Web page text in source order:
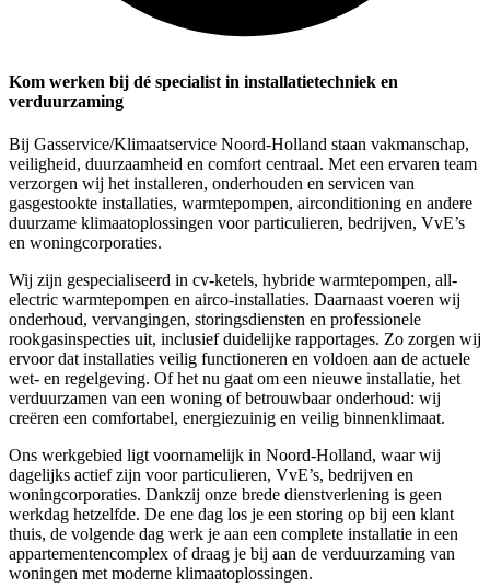
Kom werken bij dé specialist in installatietechniek en
verduurzaming
Bij Gasservice/Klimaatservice Noord-Holland staan vakmanschap,
veiligheid, duurzaamheid en comfort centraal. Met een ervaren team
verzorgen wij het installeren, onderhouden en servicen van
gasgestookte installaties, warmtepompen, airconditioning en andere
duurzame klimaatoplossingen voor particulieren, bedrijven, VvE’s
en woningcorporaties.
Wij zijn gespecialiseerd in cv-ketels, hybride warmtepompen, all-
electric warmtepompen en airco-installaties. Daarnaast voeren wij
onderhoud, vervangingen, storingsdiensten en professionele
rookgasinspecties uit, inclusief duidelijke rapportages. Zo zorgen wij
ervoor dat installaties veilig functioneren en voldoen aan de actuele
wet- en regelgeving. Of het nu gaat om een nieuwe installatie, het
verduurzamen van een woning of betrouwbaar onderhoud: wij
creëren een comfortabel, energiezuinig en veilig binnenklimaat.
Ons werkgebied ligt voornamelijk in Noord-Holland, waar wij
dagelijks actief zijn voor particulieren, VvE’s, bedrijven en
woningcorporaties. Dankzij onze brede dienstverlening is geen
werkdag hetzelfde. De ene dag los je een storing op bij een klant
thuis, de volgende dag werk je aan een complete installatie in een
appartementencomplex of draag je bij aan de verduurzaming van
woningen met moderne klimaatoplossingen.